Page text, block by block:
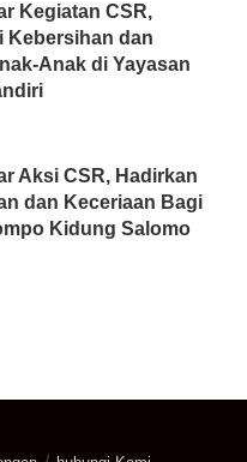
Kegiatan CSR,
Kebersihan dan
Anak di Yayasan
Aksi CSR, Hadirkan
dan Keceriaan Bagi
Kidung Salomo